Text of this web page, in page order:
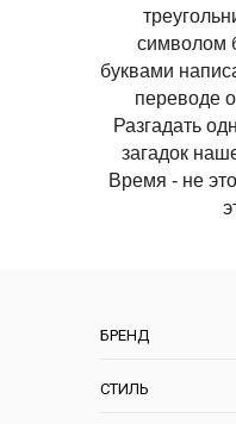
БРЕНД
СТИЛЬ
символом
буквами
переводе
Разгадать
загадок
Время - не